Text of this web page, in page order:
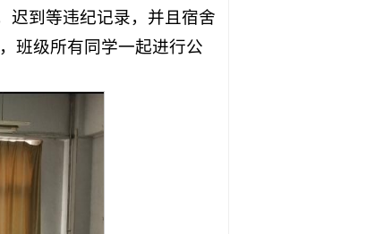
迟到等违纪记录，并且宿舍
班级所有同学一起进行公